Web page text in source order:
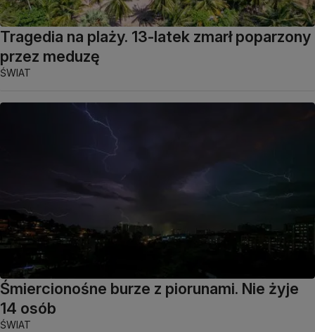
Tragedia na plaży. 13-latek zmarł poparzony
przez meduzę
ŚWIAT
Śmiercionośne burze z piorunami. Nie żyje
14 osób
ŚWIAT